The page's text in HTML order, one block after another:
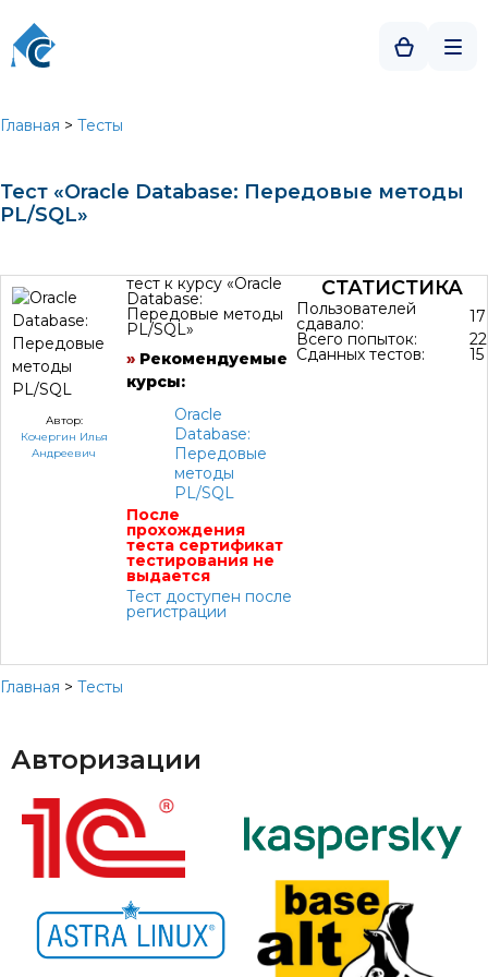
Главная > Тесты
Тест «Oracle Database: Передовые методы
PL/SQL»
Автор:
Кочергин Илья
Андреевич
тест к курсу «Oracle
Database:
Передовые методы
PL/SQL»
» Рекомендуемые
курсы:
Oracle
Database:
Передовые
методы
PL/SQL
После
прохождения
теста сертификат
тестирования не
выдается
Тест доступен после
регистрации
СТАТИСТИКА
Пользователей
сдавало:
17
Всего попыток:
22
Сданных тестов: 15
Главная > Тесты
Авторизации